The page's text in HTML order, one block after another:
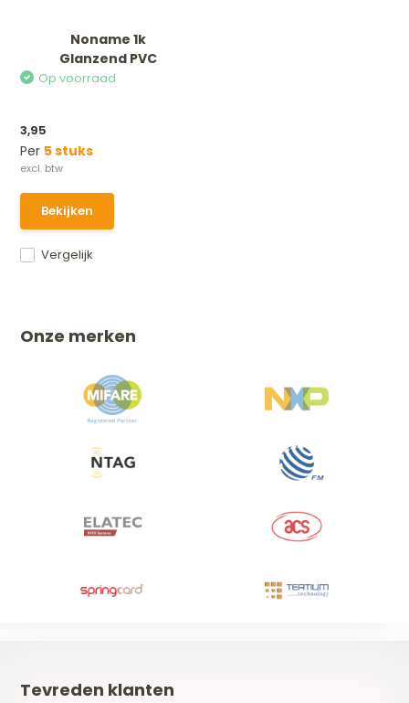
Noname 1k
Glanzend PVC
Vergelijk
Op voorraad
3,95
Per 5 stuks
Bekijken
Onze merken
Tevreden klanten